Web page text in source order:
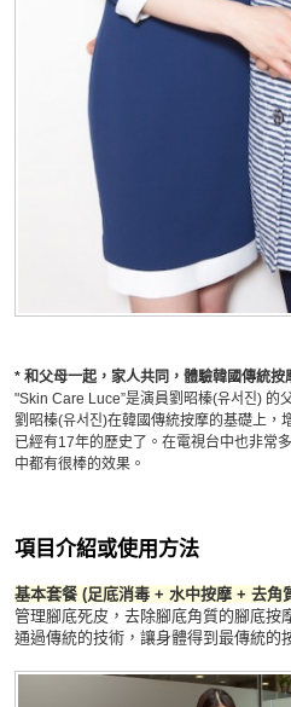
* 和父母一起，家人共同，體驗韓國傳統按
"Skin Care Luce”是演員劉昭榛(유서진) 的
劉昭榛(유서진)在韓國傳統按摩的基礎上
已經有17年的歷史了。在電視台中也非常
中都有很棒的效果。
項目介紹或使用方法
基本套餐 (足底消毒 + 水中按摩 + 去角
管理腳底死皮，去除腳底角質的腳底按
通過傳統的技術，讓身體得到最傳統的